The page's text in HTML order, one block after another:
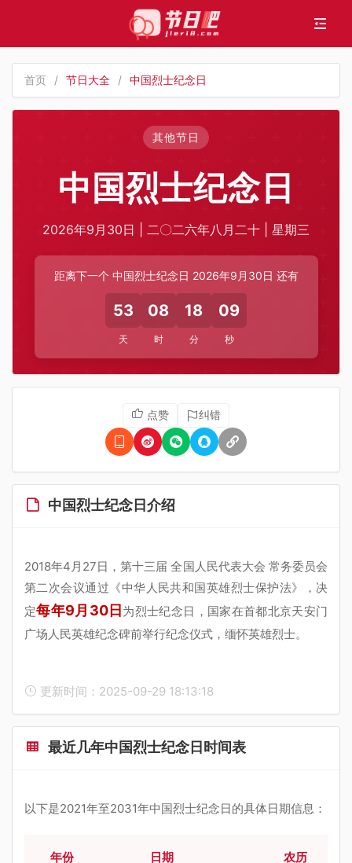
首页 / 节日大全 / 中国烈士纪念日
其他节日
中国烈士纪念日
2026年9月30日 | 二〇二六年八月二十 | 星期三
距离下一个 中国烈士纪念日 2026年9月30日 还有
53
天
08
时
18
分
09
秒
点赞 纠错
中国烈士纪念日介绍
2018年4月27日，第十三届 全国人民代表大会 常务委员会
第二次会议通过《中华人民共和国英雄烈士保护法》，决
定每年9月30日 为烈士纪念日，国家在首都北京天安门
广场人民英雄纪念碑前举行纪念仪式，缅怀英雄烈士。
更新时间：2025-09-29 18:13:18
最近几年中国烈士纪念日时间表
以下是2021年至2031年中国烈士纪念日的具体日期信息：
年份 日期 农历